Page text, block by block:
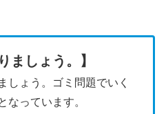
ましょう。】
ょう。ゴミ問題でいく
なっています。